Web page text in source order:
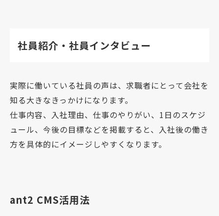
社員紹介・社員インタビュー
実際に働いている社員の声は、求職者にとって会社を
知る大きなきっかけになります。
仕事内容、入社理由、仕事のやりがい、1日のスケジ
ュール、今後の目標などを掲載すると、入社後の働き
方を具体的にイメージしやすくなります。
ant2 CMS活用法